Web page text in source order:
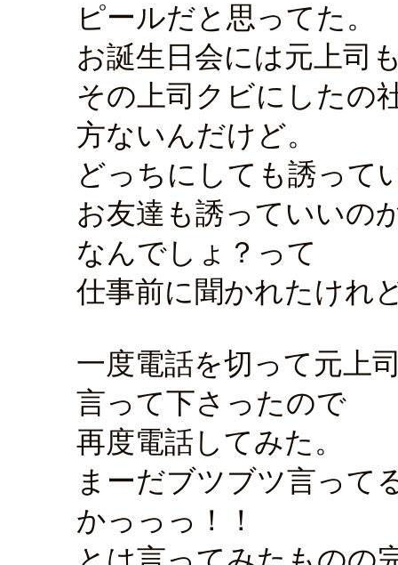
ピールだと思ってた。
お誕生日会には元上司
その上司クビにしたの
方ないんだけど。
どっちにしても誘って
お友達も誘っていいの
なんでしょ？って
仕事前に聞かれたけれ
一度電話を切って元上
言って下さったので
再度電話してみた。
まーだブツブツ言って
かっっっ！！